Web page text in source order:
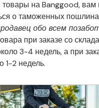
на Banggood, вам
о таможенных
обо всем
при заказе со
3-4 недель, а при
1-2 недель.